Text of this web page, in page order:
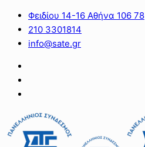
Φειδίου 14-16 Αθήνα 106 78
210 3301814
info@sate.gr